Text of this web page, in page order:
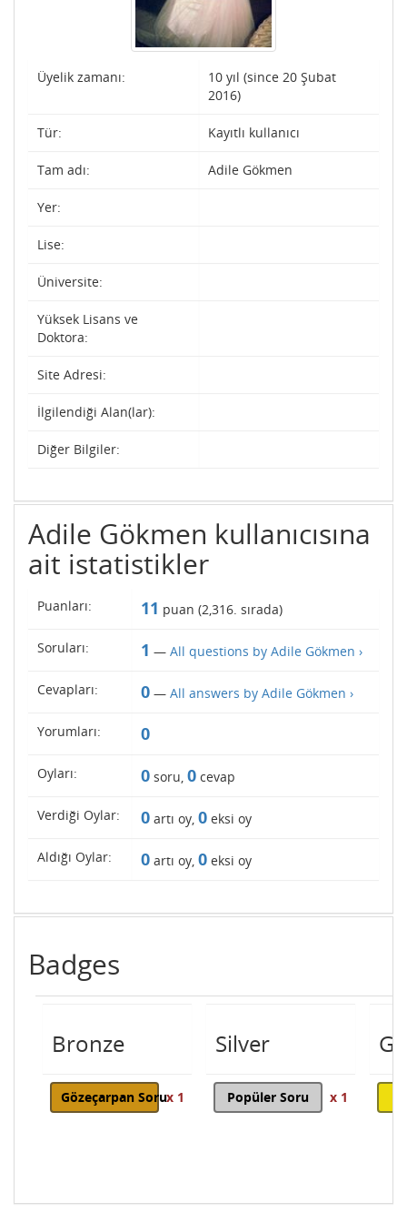
Üyelik zamanı:
10 yıl (since 20 Şubat
2016)
Tür: Kayıtlı kullanıcı
Tam adı: Adile Gökmen
Yer:
Lise:
Üniversite:
Yüksek Lisans ve
Doktora:
Site Adresi:
İlgilendiği Alan(lar):
Diğer Bilgiler:
Adile Gökmen kullanıcısına
ait istatistikler
Puanları: 11 puan (2,316. sırada)
Soruları: 1 — All questions by Adile Gökmen ›
Cevapları: 0 — All answers by Adile Gökmen ›
Yorumları: 0
Oyları: 0 soru, 0 cevap
Verdiği Oylar: 0 artı oy, 0 eksi oy
Aldığı Oylar: 0 artı oy, 0 eksi oy
Badges
Bronze
Gözeçarpan Sorux 1
Silver
Popüler Soru x 1